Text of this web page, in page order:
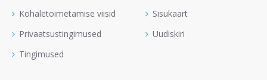
Kohaletoimetamise viisid
Privaatsustingimused
Tingimused
Sisukaart
Uudiskiri